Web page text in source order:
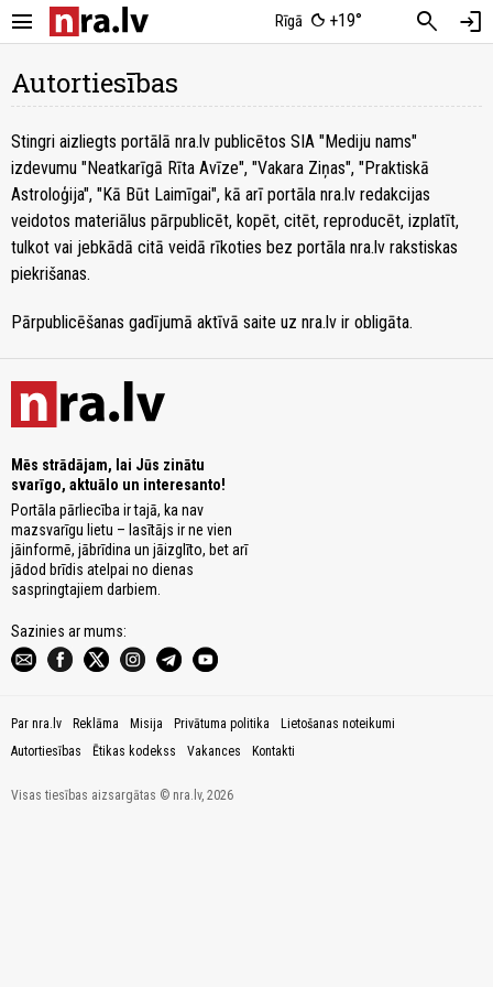
menu Rīgā +19° search login
Autortiesības
Stingri aizliegts portālā nra.lv publicētos SIA "Mediju nams"
izdevumu "Neatkarīgā Rīta Avīze", "Vakara Ziņas", "Praktiskā
Astroloģija", "Kā Būt Laimīgai", kā arī portāla nra.lv redakcijas
veidotos materiālus pārpublicēt, kopēt, citēt, reproducēt, izplatīt,
tulkot vai jebkādā citā veidā rīkoties bez portāla nra.lv rakstiskas
piekrišanas.
Pārpublicēšanas gadījumā aktīvā saite uz nra.lv ir obligāta.
Mēs strādājam, lai Jūs zinātu
svarīgo, aktuālo un interesanto!
Portāla pārliecība ir tajā, ka nav
mazsvarīgu lietu – lasītājs ir ne vien
jāinformē, jābrīdina un jāizglīto, bet arī
jādod brīdis atelpai no dienas
saspringtajiem darbiem.
Sazinies ar mums:
Par nra.lv Reklāma Misija Privātuma politika
Lietošanas noteikumi
Autortiesības
Ētikas kodekss Vakances Kontakti
Visas tiesības aizsargātas © nra.lv, 2026